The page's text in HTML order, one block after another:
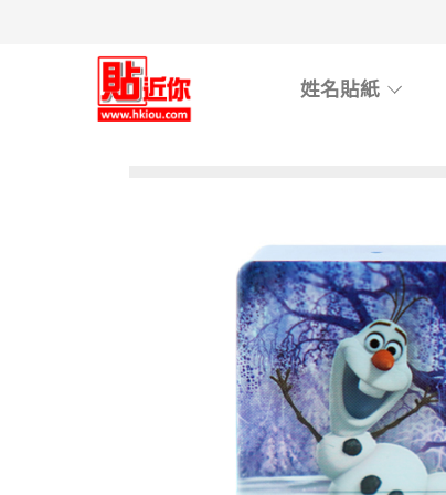
姓名貼紙